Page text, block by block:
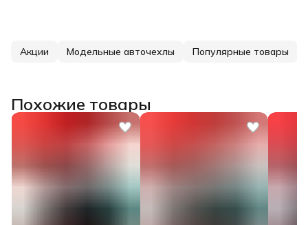
Акции Модельные авточехлы Популярные товары
Похожие товары